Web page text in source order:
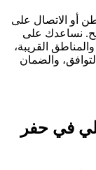
أو الاتصال على
نساعدك على
القريبة،
والضمان
في حفر